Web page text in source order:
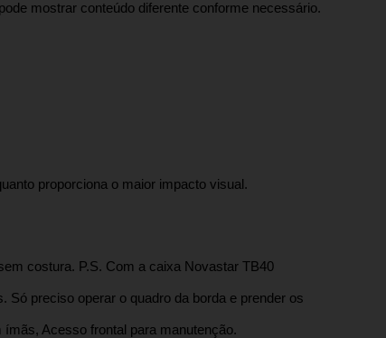
mostrar conteúdo diferente conforme necessário.
proporciona o maior impacto visual.
costura. P.S. Com a caixa Novastar TB40
preciso operar o quadro da borda e prender os
Acesso frontal para manutenção.